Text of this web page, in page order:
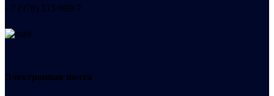
+7 (978) 515-999-7
Электронная почта